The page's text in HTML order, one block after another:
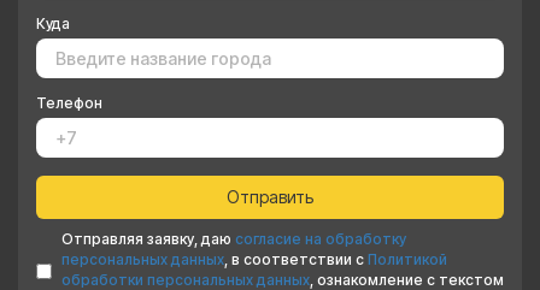
Куда
Телефон
Отправляя заявку, даю согласие на обработку
персональных данных, в соответствии с Политикой
обработки персональных данных, ознакомление с текстом